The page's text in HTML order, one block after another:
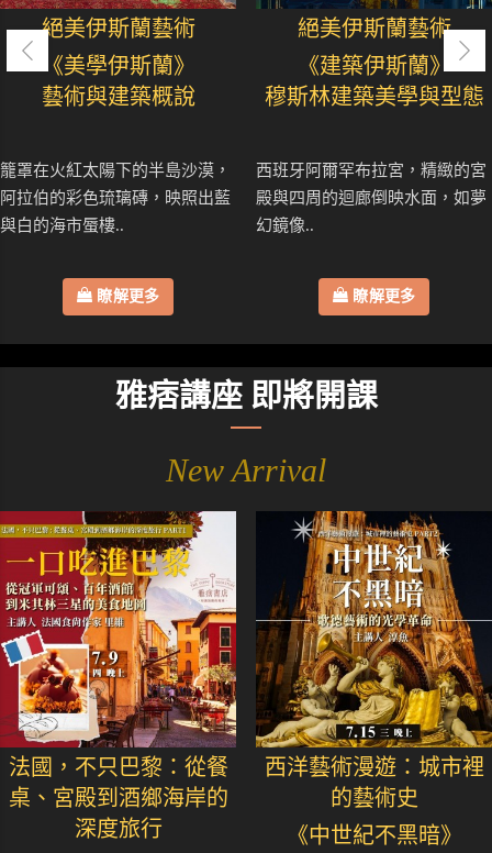
絕美伊斯蘭藝術
《美學伊斯蘭》
藝術與建築概說
籠罩在火紅太陽下的半島沙漠，
阿拉伯的彩色琉璃磚，映照出藍
與白的海市蜃樓..
瞭解更多
絕美伊斯蘭藝術
《建築伊斯蘭》
穆斯林建築美學與型態
西班牙阿爾罕布拉宮，精緻的宮
殿與四周的迴廊倒映水面，如夢
幻鏡像..
瞭解更多
雅痞講座 即將開課
New Arrival
法國，不只巴黎：從餐
桌、宮殿到酒鄉海岸的
深度旅行
西洋藝術漫遊：城市裡
的藝術史
《中世紀不黑暗》